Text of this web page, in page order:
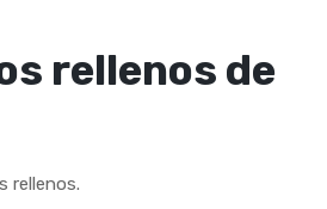
rellenos de
rellenos.